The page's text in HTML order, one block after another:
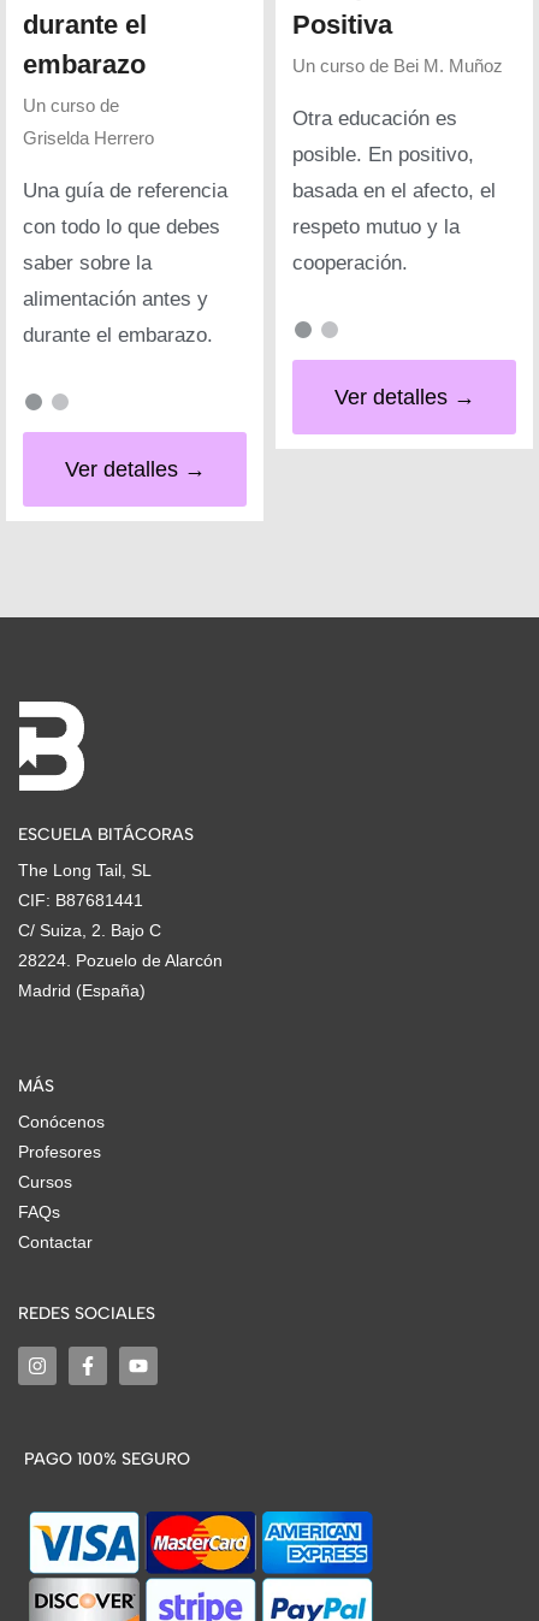
durante el
embarazo
Un curso de
Griselda Herrero
Una guía de referencia
con todo lo que debes
saber sobre la
alimentación antes y
durante el embarazo.
Ver detalles →
Positiva
Un curso de Bei M. Muñoz
Otra educación es
posible. En positivo,
basada en el afecto, el
respeto mutuo y la
cooperación.
Ver detalles →
ESCUELA BITÁCORAS
The Long Tail, SL
CIF: B87681441
C/ Suiza, 2. Bajo C
28224. Pozuelo de Alarcón
Madrid (España)
MÁS
Conócenos
Profesores
Cursos
FAQs
Contactar
REDES SOCIALES
PAGO 100% SEGURO